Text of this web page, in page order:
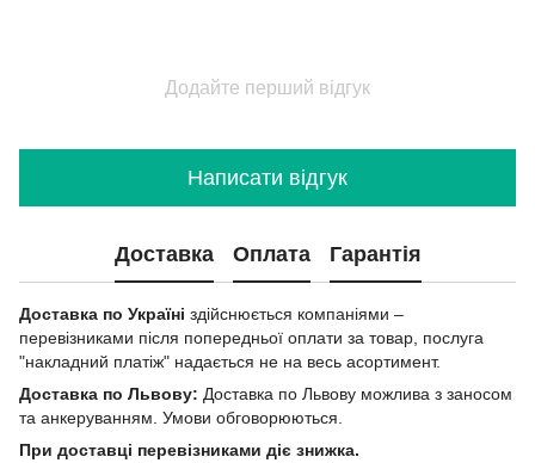
Додайте перший відгук
Написати відгук
Доставка Оплата Гарантія
Доставка по Україні здійснюється компаніями –
перевізниками після попередньої оплати за товар, послуга
"накладний платіж" надається не на весь асортимент.
Доставка по Львову: Доставка по Львову можлива з заносом
та анкеруванням. Умови обговорюються.
При доставці перевізниками діє знижка.